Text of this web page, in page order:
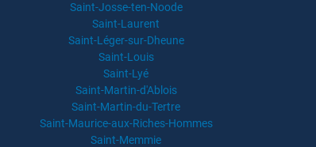
Saint-Josse-ten-Noode
Saint-Laurent
Saint-Léger-sur-Dheune
Saint-Louis
Saint-Lyé
Saint-Martin-d'Ablois
Saint-Martin-du-Tertre
Saint-Maurice-aux-Riches-Hommes
Saint-Memmie